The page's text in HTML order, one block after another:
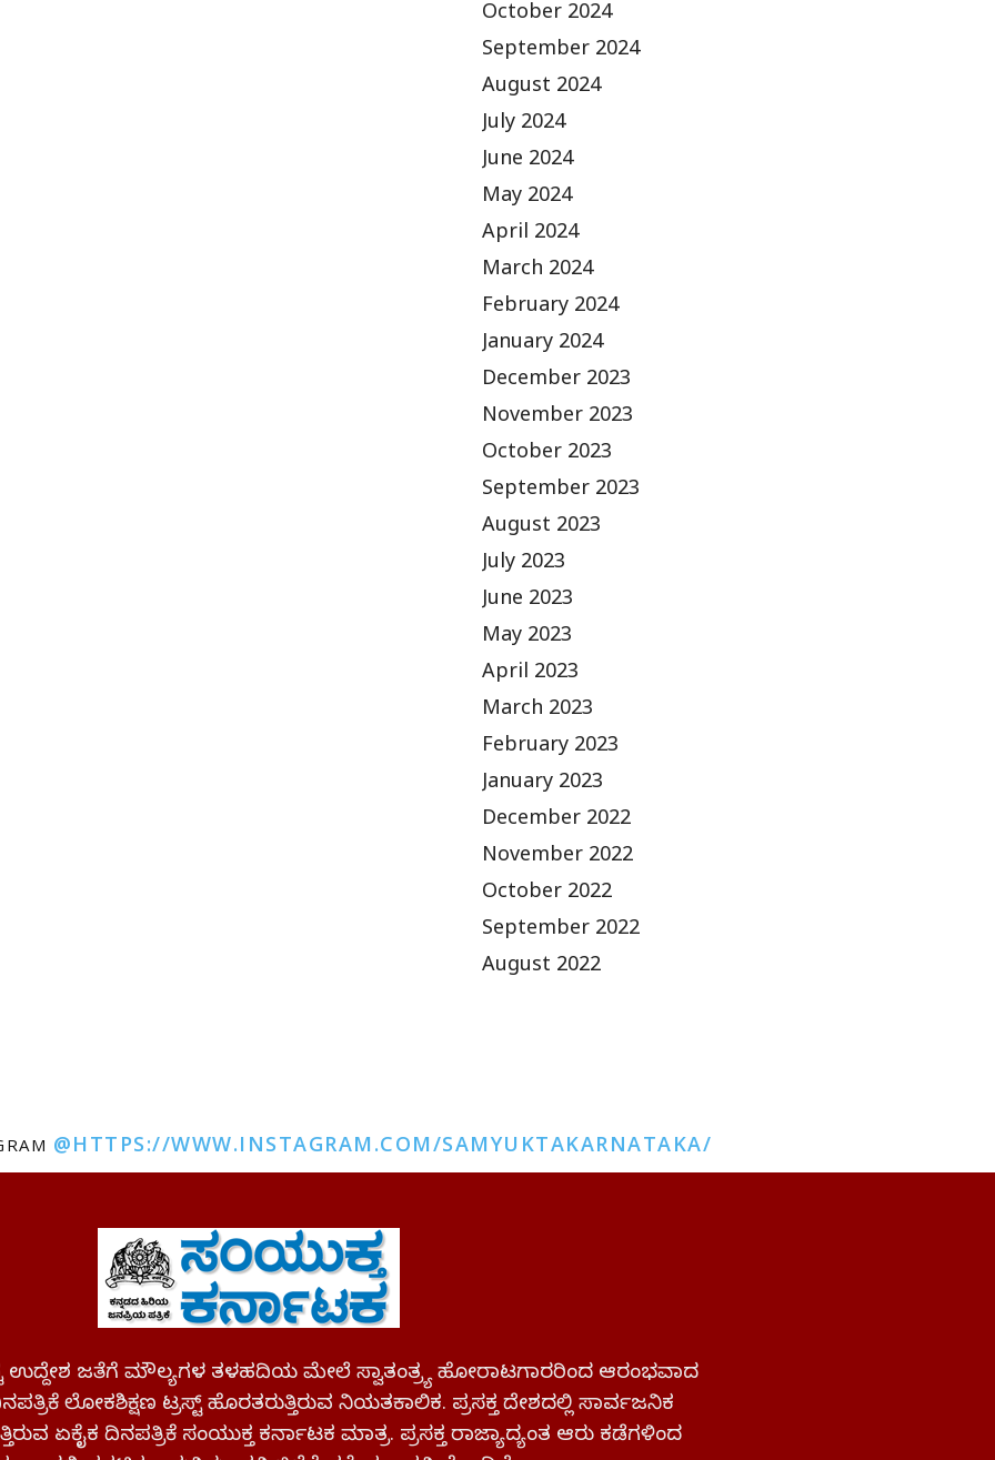
October 2024
September 2024
August 2024
July 2024
June 2024
May 2024
April 2024
March 2024
February 2024
January 2024
December 2023
November 2023
October 2023
September 2023
August 2023
July 2023
June 2023
May 2023
April 2023
March 2023
February 2023
January 2023
December 2022
November 2022
October 2022
September 2022
August 2022
@HTTPS://WWW.INSTAGRAM.COM/SAMYUKTAKARNATAKA/
ಉದ್ದೇಶ ಜತೆಗೆ ಮೌಲ್ಯಗಳ ತಳಹದಿಯ ಮೇಲೆ ಸ್ವಾತಂತ್ರ್ಯ ಹೋರಾಟಗಾರರಿಂದ ಆರಂಭವಾದ
ಲೋಕಶಿಕ್ಷಣ ಟ್ರಸ್ಟ್ ಹೊರತರುತ್ತಿರುವ ನಿಯತಕಾಲಿಕ. ಪ್ರಸಕ್ತ ದೇಶದಲ್ಲಿ ಸಾರ್ವಜನಿಕ
ಏಕೈಕ ದಿನಪತ್ರಿಕೆ ಸಂಯುಕ್ತ ಕರ್ನಾಟಕ ಮಾತ್ರ. ಪ್ರಸಕ್ತ ರಾಜ್ಯಾದ್ಯಂತ ಆರು ಕಡೆಗಳಿಂದ